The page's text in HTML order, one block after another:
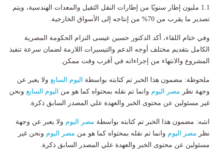
1.1 مليون إطار سنويًا من إطارات النقل الثقيل والمعدات الهندسية، ويتم
تصدير ما يقرب من 70% من إنتاجه إلى الأسواق الخارجية.
وفي ختام اللقاء، أكد الدكتور حسين عيسى التزام الحكومة المصرية
الكامل بتقديم مختلف أوجه الدعم والتيسيرات اللازمة لضمان سرعة تنفيذ
المشروع والانتهاء من إجراءاته في أقرب وقت ممكن.
ملحوظة: مضمون هذا الخبر تم كتابته بواسطة اليوم السابع ولا يعبر عن
وجهة نظر مصر اليوم وانما تم نقله بمحتواه كما هو من اليوم السابع ونحن
غير مسئولين عن محتوى الخبر والعهدة علي المصدر السابق ذكرة.
انتبه: مضمون هذا الخبر تم كتابته بواسطة مصر اليوم ولا يعبر عن وجهة
نظر مصر اليوم وانما تم نقله بمحتواه كما هو من مصر اليوم ونحن غير
مسئولين عن محتوى الخبر والعهدة علي المصدر السابق ذكرة.